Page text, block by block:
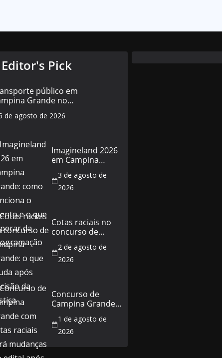
Editor's Pick
público em
Grande no
de 5 de agosto:
horários e o que
de agosto de 2026
Imagineland 2026
em Campina
funciona o evento
e o que esperar
3 de agosto de
2026
Cotas raciais no
concurso de
o que muda após
decisão da Justiça
2 de agosto de
2026
Concurso de
Campina Grande
terá mudanças no
edital após
1 de agosto de
2026